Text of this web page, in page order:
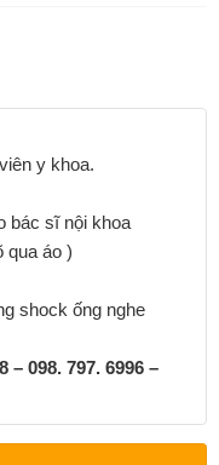
y khoa.
bác sĩ nội khoa
qua áo )
shock ống nghe
– 098. 797. 6996 –